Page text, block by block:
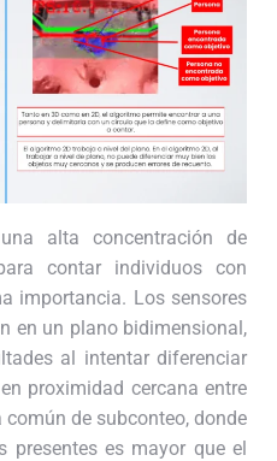
alta concentración de
contar individuos con
importancia. Los sensores
en un plano bidimensional,
al intentar diferenciar
proximidad cercana entre
de subconteo, donde
presentes es mayor que el